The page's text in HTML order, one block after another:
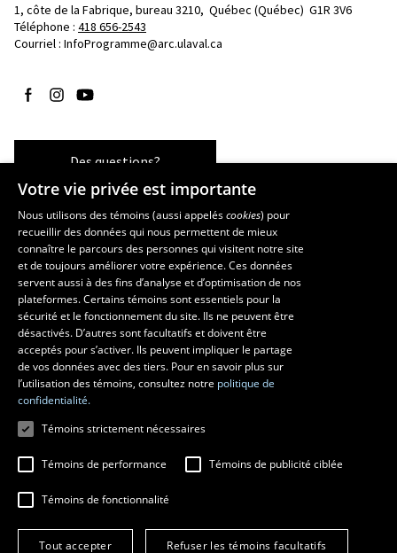
1, côte de la Fabrique, bureau 3210, Québec (Québec)  G1R 3V6
Téléphone : 418 656-2543
Courriel : InfoProgramme@arc.ulaval.ca
Suivez-nous sur Facebook
Suivez-nous sur Instagram
Suivez-nous sur YouTube
Des questions?
Les écoles et la recherche
École d’art
École supérieure d’aménagement du territoire et de développement
régional
École de design
Centre de recherche en aménagement et développement
© 2026 Université Laval
Tous droits réservés
Conditions générales d'utilisation
Votre vie privée est importante
Nous utilisons des témoins (aussi appeléscookies) pour
recueillir des données qui nous permettent de mieux
connaître le parcours des personnes qui visitent notre site
et de toujours améliorer votre expérience. Ces données
servent aussi à des fins d’analyse et d’optimisation de nos
plateformes. Certains témoins sont essentiels pour la
sécurité et le fonctionnement du site. Ils ne peuvent être
désactivés. D’autres sont facultatifs et doivent être
acceptés pour s’activer. Ils peuvent impliquer le partage
de vos données avec des tiers. Pour en savoir plus sur
l’utilisation des témoins, consultez notre politique de
confidentialité.
Témoins strictement nécessaires
Témoins de performance Témoins de publicité ciblée
Témoins de fonctionnalité
Tout accepter Refuser les témoins facultatifs